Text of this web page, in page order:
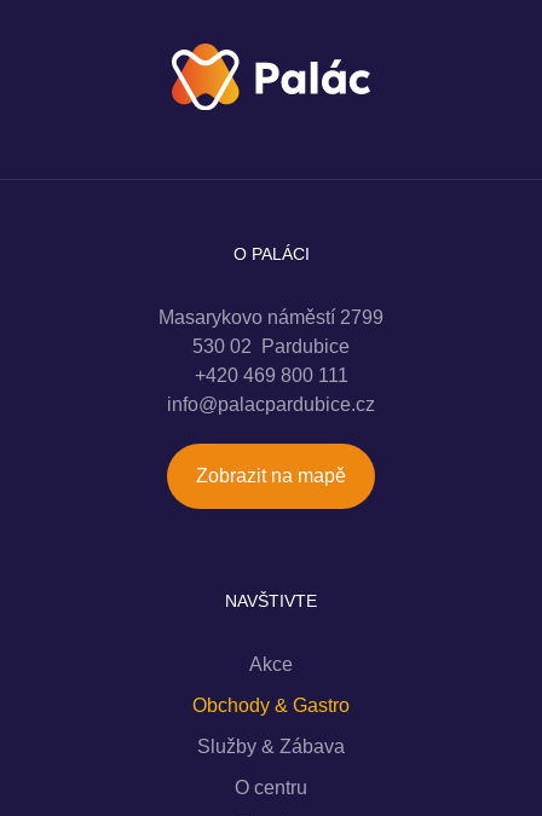
O PALÁCI
Masarykovo náměstí 2799
530 02 Pardubice
+420 469 800 111
info@palacpardubice.cz
Zobrazit na mapě
NAVŠTIVTE
Akce
Obchody & Gastro
Služby & Zábava
O centru